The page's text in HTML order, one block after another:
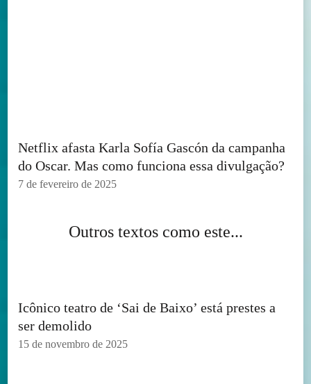
Netflix afasta Karla Sofía Gascón da campanha
do Oscar. Mas como funciona essa divulgação?
7 de fevereiro de 2025
Outros textos como este...
Icônico teatro de ‘Sai de Baixo’ está prestes a
ser demolido
15 de novembro de 2025